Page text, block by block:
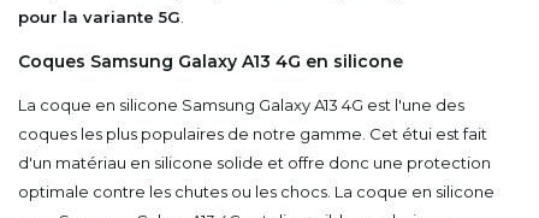
pour la variante 5G
Coques Samsung Galaxy A13 4G en silicone
La coque en silicone Samsung Galaxy A13 4G est l'une des
coques les plus populaires de notre gamme. Cet étui est fait
d'un matériau en silicone solide et offre donc une protection
optimale contre les chutes ou les chocs. La coque en silicone